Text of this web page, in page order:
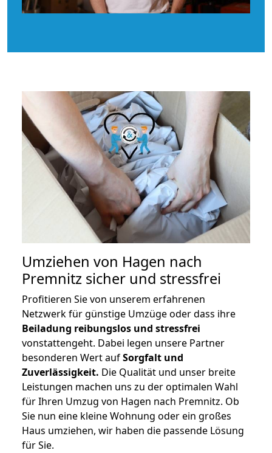
Umziehen von Hagen nach
Premnitz sicher und stressfrei
Profitieren Sie von unserem erfahrenen
Netzwerk für günstige Umzüge oder dass ihre
Beiladung reibungslos und stressfrei
vonstattengeht. Dabei legen unsere Partner
besonderen Wert aufSorgfalt und
Zuverlässigkeit. Die Qualität und unser breite
Leistungen machen uns zu der optimalen Wahl
für Ihren Umzug von Hagen nach Premnitz. Ob
Sie nun eine kleine Wohnung oder ein großes
Haus umziehen, wir haben die passende Lösung
für Sie.